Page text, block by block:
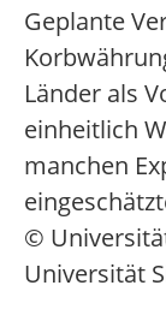
Geplante
Länder als
einheitlich
manchen
©
Universität